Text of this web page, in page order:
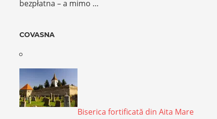
bezpłatna – a mimo …
COVASNA
Biserica fortificată din Aita Mare